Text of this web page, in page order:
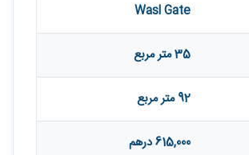
Wasl Gate
35 متر مربع
92 متر مربع
615,000 درهم